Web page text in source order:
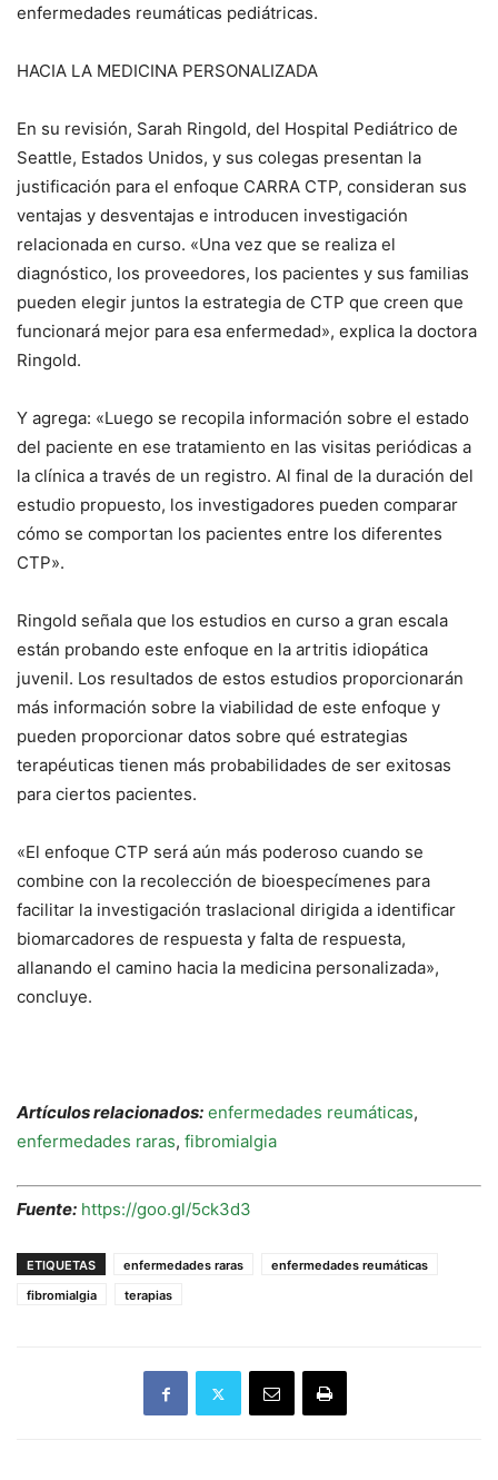
enfermedades reumáticas pediátricas.
HACIA LA MEDICINA PERSONALIZADA
En su revisión, Sarah Ringold, del Hospital Pediátrico de
Seattle, Estados Unidos, y sus colegas presentan la
justificación para el enfoque CARRA CTP, consideran sus
ventajas y desventajas e introducen investigación
relacionada en curso. «Una vez que se realiza el
diagnóstico, los proveedores, los pacientes y sus familias
pueden elegir juntos la estrategia de CTP que creen que
funcionará mejor para esa enfermedad», explica la doctora
Ringold.
Y agrega: «Luego se recopila información sobre el estado
del paciente en ese tratamiento en las visitas periódicas a
la clínica a través de un registro. Al final de la duración del
estudio propuesto, los investigadores pueden comparar
cómo se comportan los pacientes entre los diferentes
CTP».
Ringold señala que los estudios en curso a gran escala
están probando este enfoque en la artritis idiopática
juvenil. Los resultados de estos estudios proporcionarán
más información sobre la viabilidad de este enfoque y
pueden proporcionar datos sobre qué estrategias
terapéuticas tienen más probabilidades de ser exitosas
para ciertos pacientes.
«El enfoque CTP será aún más poderoso cuando se
combine con la recolección de bioespecímenes para
facilitar la investigación traslacional dirigida a identificar
biomarcadores de respuesta y falta de respuesta,
allanando el camino hacia la medicina personalizada»,
concluye.
Artículos relacionados: enfermedades reumáticas,
enfermedades raras, fibromialgia
Fuente: https://goo.gl/5ck3d3
ETIQUETAS enfermedades raras
enfermedades reumáticas
fibromialgia
terapias